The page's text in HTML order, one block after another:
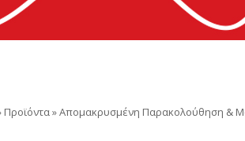
Προϊόντα»Απομακρυσμένη Παρακολούθηση &